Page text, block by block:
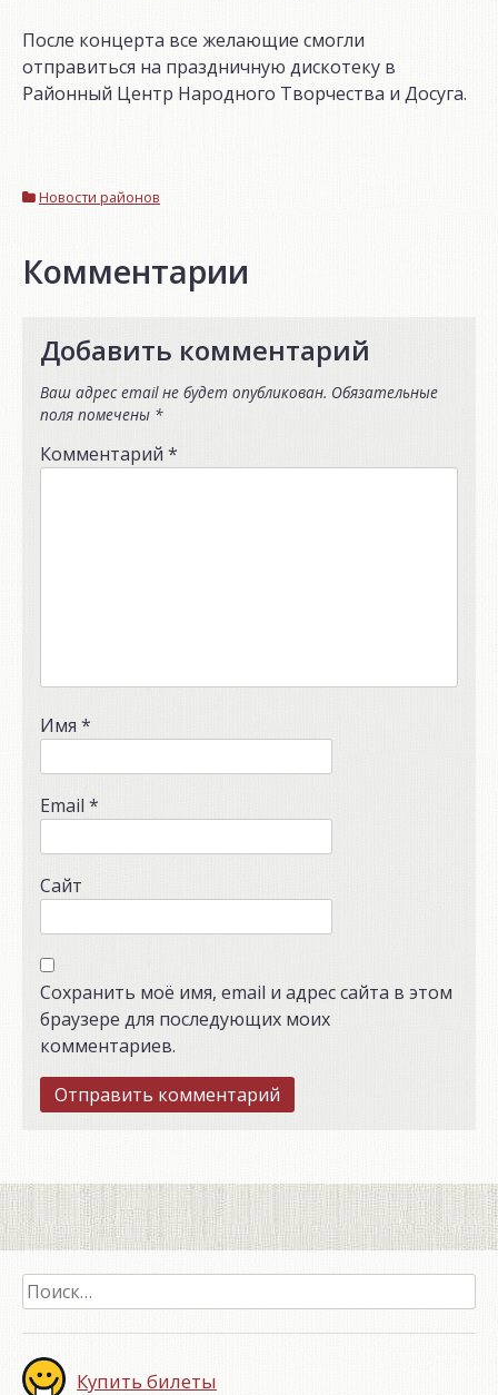
После концерта все желающие смогли
отправиться на праздничную дискотеку в
Районный Центр Народного Творчества и Досуга.
Новости районов
Комментарии
Добавить комментарий
Ваш адрес email не будет опубликован. Обязательные
поля помечены *
Комментарий *
Имя *
Email *
Сайт
Сохранить моё имя, email и адрес сайта в этом
браузере для последующих моих
комментариев.
Найти:
Купить билеты